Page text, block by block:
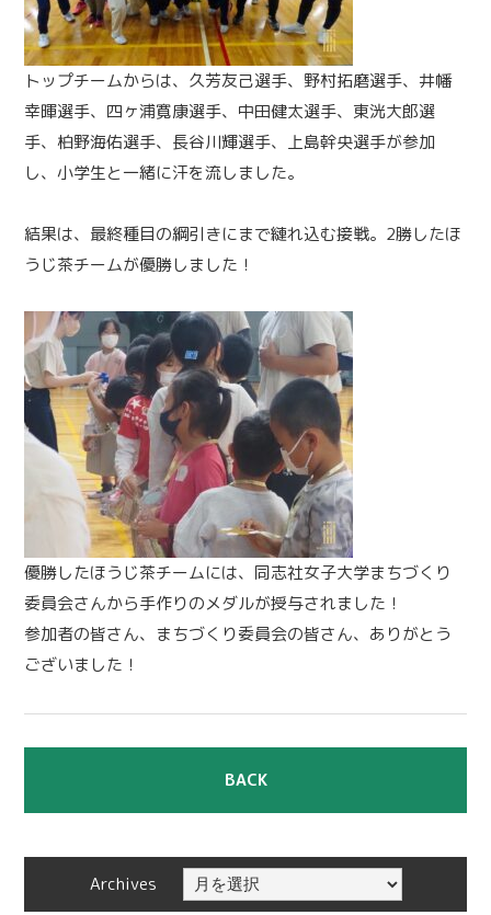
トップチームからは、久芳友己選手、野村拓磨選手、井幡
幸暉選手、四ヶ浦寛康選手、中田健太選手、東洸大郎選
手、柏野海佑選手、長谷川輝選手、上島幹央選手が参加
し、小学生と一緒に汗を流しました。
結果は、最終種目の綱引きにまで縺れ込む接戦。2勝したほ
うじ茶チームが優勝しました！
優勝したほうじ茶チームには、同志社女子大学まちづくり
委員会さんから手作りのメダルが授与されました！
参加者の皆さん、まちづくり委員会の皆さん、ありがとう
ございました！
BACK
Archives